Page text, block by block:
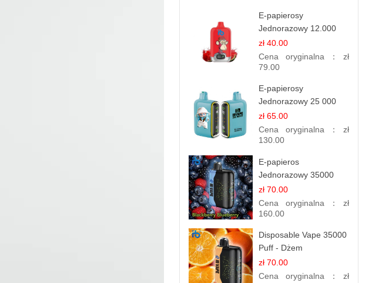
E-papierosy
Jednorazowy 12.000
Puff - Lody Arbuzowe |
Orzeźwiający Smak
zł 40.00
Cena oryginalna： zł
79.00
E-papierosy
Jednorazowy 25 000
Puff - Jeżyna Jagoda |
Leśne Owoce
zł 65.00
Cena oryginalna： zł
130.00
E-papieros
Jednorazowy 35000
Puff - Jeżyna Jagoda |
Bogaty Smak Leśnych
Owoców
zł 70.00
Cena oryginalna： zł
160.00
Disposable Vape 35000
Puff - Dżem
Pomarańczowy | IBvape
zł 70.00
Cena oryginalna： zł